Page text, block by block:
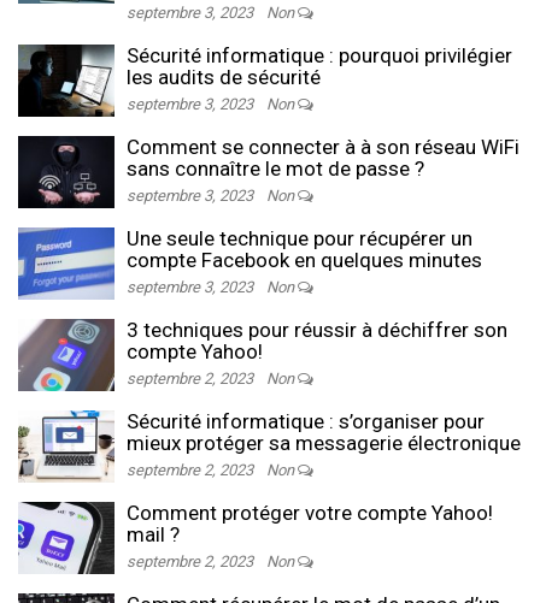
septembre 3, 2023 Non
Sécurité informatique : pourquoi privilégier
les audits de sécurité
septembre 3, 2023 Non
Comment se connecter à à son réseau WiFi
sans connaître le mot de passe ?
septembre 3, 2023 Non
Une seule technique pour récupérer un
compte Facebook en quelques minutes
septembre 3, 2023 Non
3 techniques pour réussir à déchiffrer son
compte Yahoo!
septembre 2, 2023 Non
Sécurité informatique : s’organiser pour
mieux protéger sa messagerie électronique
septembre 2, 2023 Non
Comment protéger votre compte Yahoo!
mail ?
septembre 2, 2023 Non